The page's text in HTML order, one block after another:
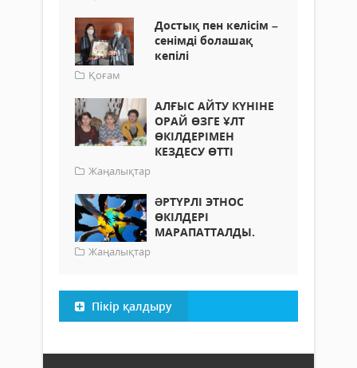
Достық пен келісім –
сенімді болашақ
кепілі
Қоғам
АЛҒЫС АЙТУ КҮНІНЕ
ОРАЙ ӨЗГЕ ҰЛТ
ӨКІЛДЕРІМЕН
КЕЗДЕСУ ӨТТІ
Жаңалықтар
ƏРТҮРЛІ ЭТНОС
ӨКІЛДЕРІ
МАРАПАТТАЛДЫ.
Жаңалықтар
Пікір қалдыру